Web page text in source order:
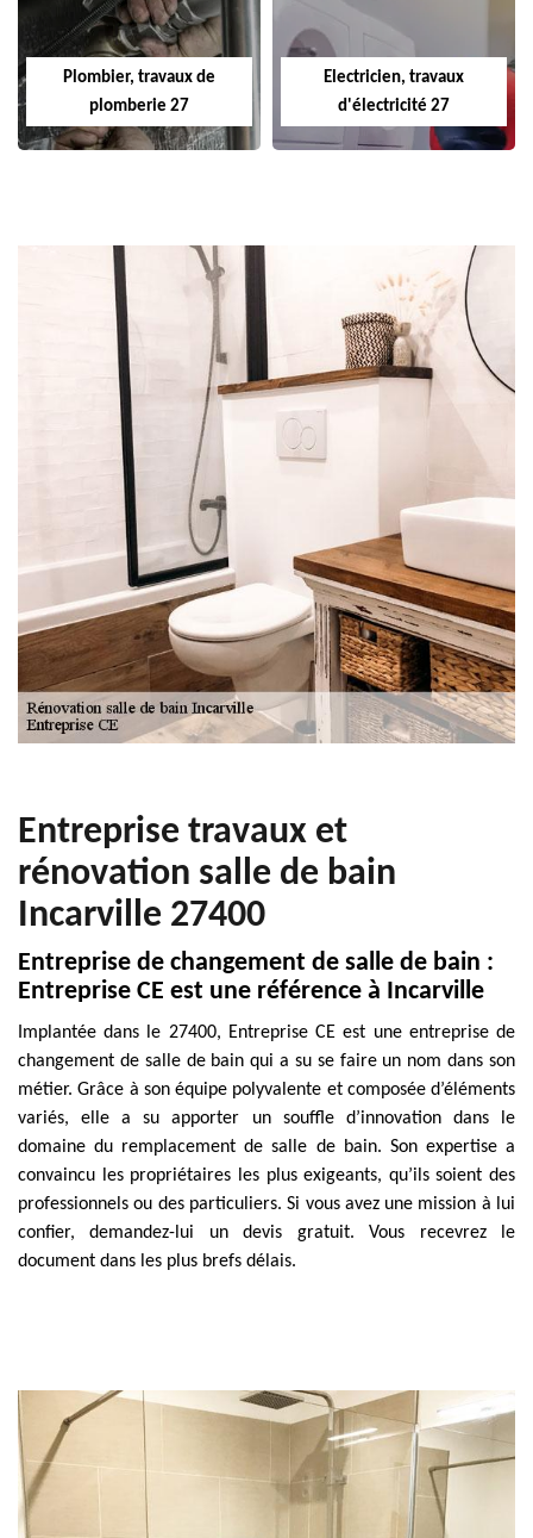
Plombier, travaux de
plomberie 27
Electricien, travaux
d'électricité 27
Entreprise travaux et
rénovation salle de bain
Incarville 27400
Entreprise de changement de salle de bain :
Entreprise CE est une référence à Incarville
Implantée dans le 27400, Entreprise CE est une entreprise de
changement de salle de bain qui a su se faire un nom dans son
métier. Grâce à son équipe polyvalente et composée d’éléments
variés, elle a su apporter un souffle d’innovation dans le
domaine du remplacement de salle de bain. Son expertise a
convaincu les propriétaires les plus exigeants, qu’ils soient des
professionnels ou des particuliers. Si vous avez une mission à lui
confier, demandez-lui un devis gratuit. Vous recevrez le
document dans les plus brefs délais.